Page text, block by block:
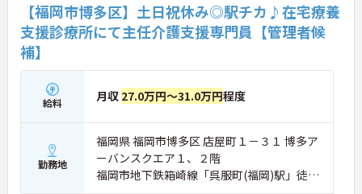
【福岡市博多区】土日祝休み◎駅チカ♪在宅療養
支援診療所にて主任介護支援専門員【管理者候
補】
給料 月収 27.0万円～31.0万円程度
勤務地
福岡県 福岡市博多区 店屋町１－３１ 博多ア
ーバンスクエア１、２階
福岡市地下鉄箱崎線「呉服町(福岡)駅」徒歩